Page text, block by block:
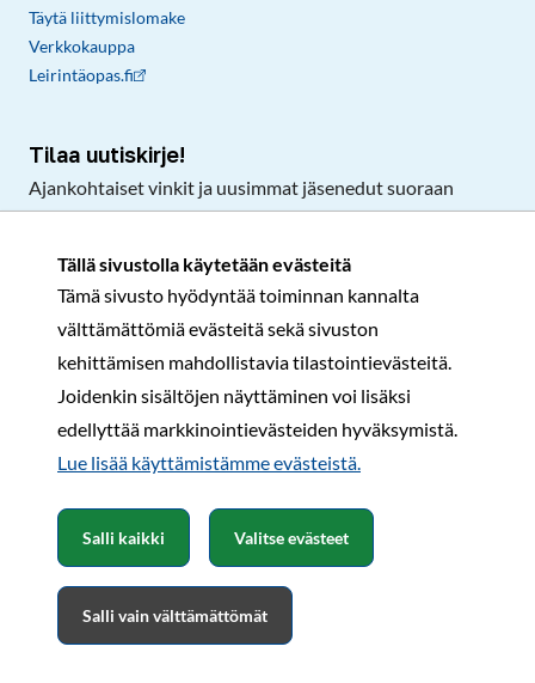
Tällä sivustolla käytetään evästeitä
Tämä sivusto hyödyntää toiminnan kannalta
välttämättömiä evästeitä sekä sivuston
kehittämisen mahdollistavia tilastointievästeitä.
Joidenkin sisältöjen näyttäminen voi lisäksi
edellyttää markkinointievästeiden hyväksymistä.
Lue lisää käyttämistämme evästeistä.​​​​​​
Salli kaikki
Salli vain välttämättömät
Valitse evästeet
Täytä liittymislomake
Verkkokauppa
Leirintäopas.fi
Tilaa uutiskirje!
Ajankohtaiset vinkit ja uusimmat jäsenedut suoraan
Rekisteri- ja tietosuojaselosteSopimusehdot